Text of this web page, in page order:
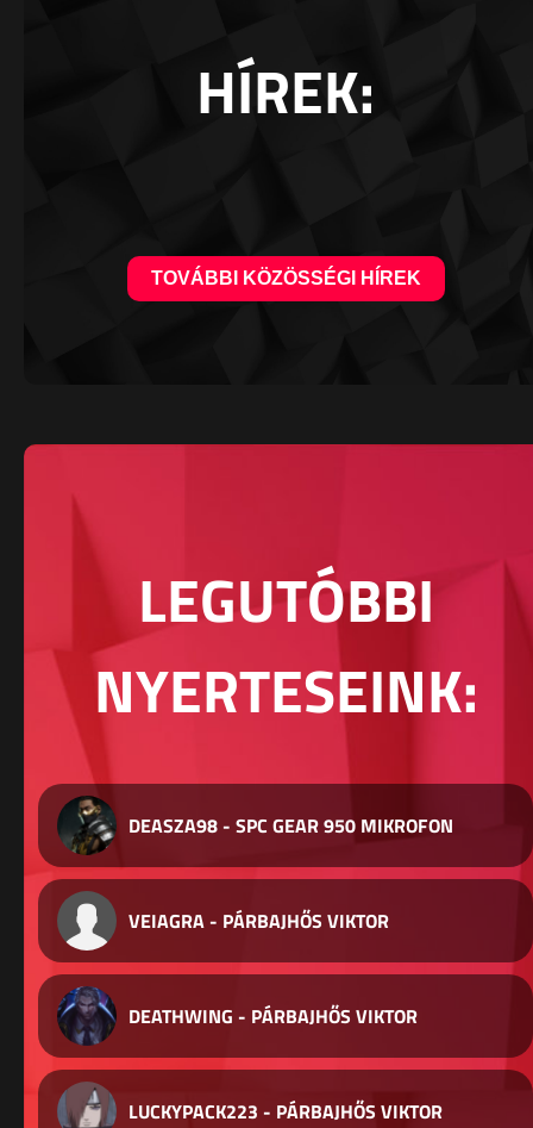
HÍREK:
TOVÁBBI KÖZÖSSÉGI HÍREK
LEGUTÓBBI
NYERTESEINK:
DEASZA98 - SPC GEAR 950 MIKROFON
VEIAGRA - PÁRBAJHŐS VIKTOR
DEATHWING - PÁRBAJHŐS VIKTOR
LUCKYPACK223 - PÁRBAJHŐS VIKTOR